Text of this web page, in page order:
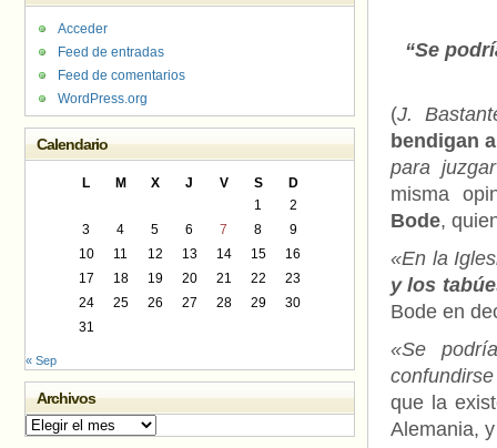
“Se
(J.
bendigan
para
misma
Bode,
«En la
y los
Bode en
«Se
que la
Alemania,
Acceder
Feed de entradas
Feed de comentarios
WordPress.org
Calendario
L M X J V S
D
1
2
3
4 5 6 7 8
9
10
11 12 13 14 15
16
17
18 19 20 21 22
23
24
25 26 27 28 29
30
31
« Sep
Archivos
Archivos